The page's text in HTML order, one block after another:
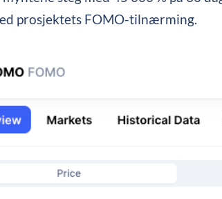
prosjektets FOMO-tilnærming.